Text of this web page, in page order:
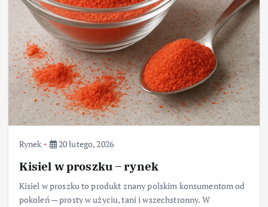
Rynek 20 lutego, 2026
Kisiel w proszku – rynek
Kisiel w proszku to produkt znany polskim konsumentom od
pokoleń — prosty w użyciu, tani i wszechstronny. W